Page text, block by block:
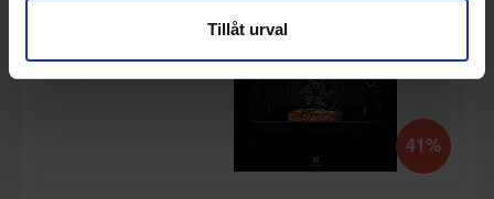
Tillåt urval
41%